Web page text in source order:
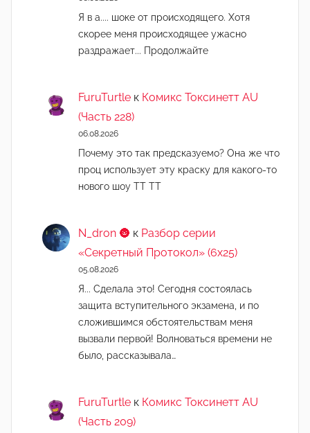
Я в а.... шоке от происходящего. Хотя
скорее меня происходящее ужасно
раздражает... Продолжайте
FuruTurtle к Комикс Токсинетт AU
(Часть 228)
06.08.2026
Почему это так предсказуемо? Она же что
проц использует эту краску для какого-то
нового шоу ТТ ТТ
N_dron 🌚 к Разбор серии
«Секретный Протокол» (6х25)
05.08.2026
Я... Сделала это! Сегодня состоялась
защита вступительного экзамена, и по
сложившимся обстоятельствам меня
вызвали первой! Волноваться времени не
было, рассказывала…
FuruTurtle к Комикс Токсинетт AU
(Часть 209)